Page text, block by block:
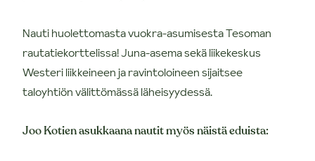
Nauti huolettomasta vuokra-asumisesta Tesoman
rautatiekorttelissa! Juna-asema sekä liikekeskus
Westeri liikkeineen ja ravintoloineen sijaitsee
taloyhtiön välittömässä läheisyydessä.
Joo Kotien asukkaana nautit myös näistä eduista: